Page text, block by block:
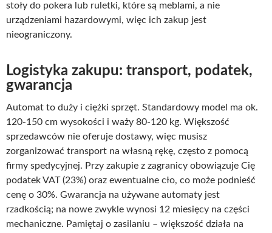
stoły do pokera lub ruletki, które są meblami, a nie
urządzeniami hazardowymi, więc ich zakup jest
nieograniczony.
Logistyka zakupu: transport, podatek,
gwarancja
Automat to duży i ciężki sprzęt. Standardowy model ma ok.
120-150 cm wysokości i waży 80-120 kg. Większość
sprzedawców nie oferuje dostawy, więc musisz
zorganizować transport na własną rękę, często z pomocą
firmy spedycyjnej. Przy zakupie z zagranicy obowiązuje Cię
podatek VAT (23%) oraz ewentualne cło, co może podnieść
cenę o 30%. Gwarancja na używane automaty jest
rzadkością; na nowe zwykle wynosi 12 miesięcy na części
mechaniczne. Pamiętaj o zasilaniu – większość działa na